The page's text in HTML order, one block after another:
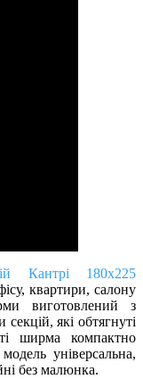
Кантрі 180х225
квартири, салону
виготовлений з
секцій, які обтягнуті
ширма компактно
універсальна,
без малюнка.